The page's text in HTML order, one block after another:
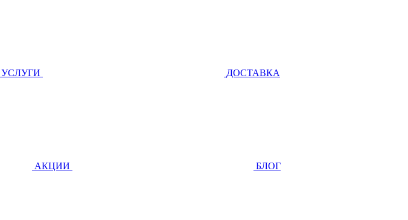
УСЛУГИ ДОСТАВКА
АКЦИИ БЛОГ